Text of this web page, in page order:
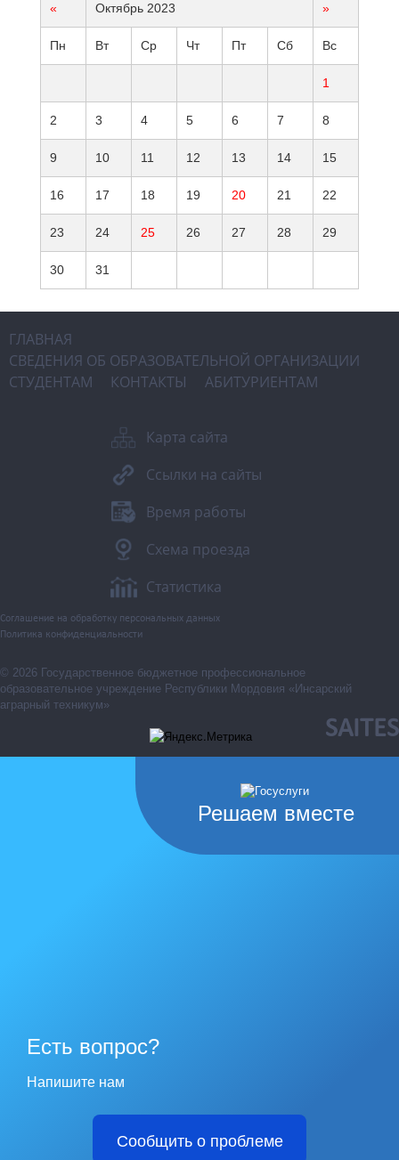
« Октябрь 2023 »
Пн Вт Ср Чт Пт Сб Вс
1
2 3 4 5 6 7 8
9 10 11 12 13 14 15
16 17 18 19 20 21 22
23 24 25 26 27 28 29
30 31
ГЛАВНАЯ
СВЕДЕНИЯ ОБ ОБРАЗОВАТЕЛЬНОЙ ОРГАНИЗАЦИИ
СТУДЕНТАМ
КОНТАКТЫ АБИТУРИЕНТАМ
Карта сайта
Ссылки на сайты
Время работы
Схема проезда
Статистика
Соглашение на обработку персональных данных
Политика конфиденциальности
© 2026 Государственное бюджетное профессиональное
образовательное учреждение Республики Мордовия «Инсарский
аграрный техникум»
SAITES
Решаем вместе
Есть вопрос?
Напишите нам
Сообщить о проблеме